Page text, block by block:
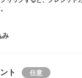
み
ト